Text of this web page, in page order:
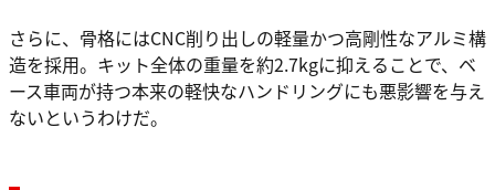
さらに、骨格にはCNC削り出しの軽量かつ高剛性なアルミ構
造を採用。キット全体の重量を約2.7kgに抑えることで、ベ
ース車両が持つ本来の軽快なハンドリングにも悪影響を与え
ないというわけだ。